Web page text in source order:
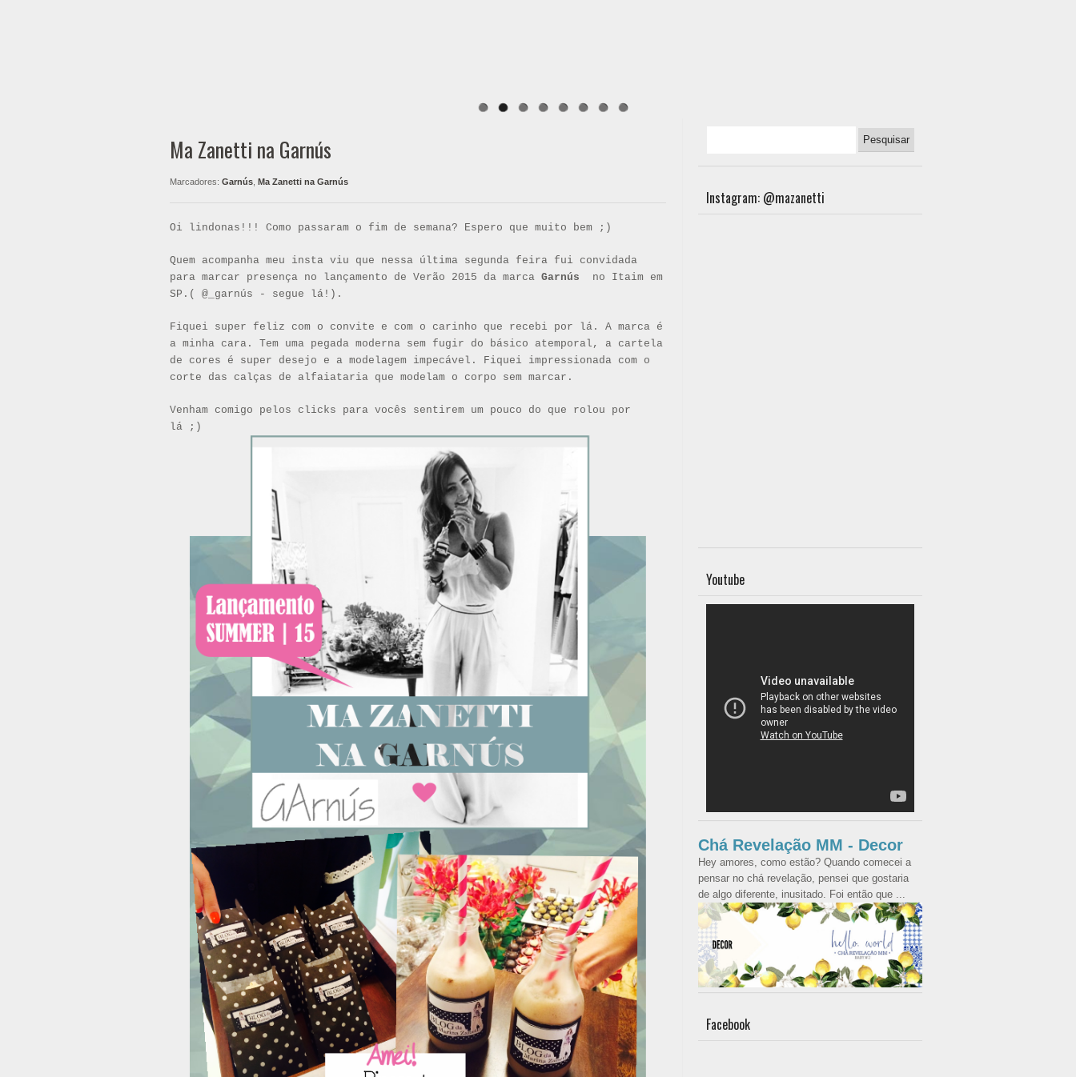
Ma Zanetti na Garnús
Marcadores: Garnús Ma Zanetti na Garnús
Oi lindonas!!! Como passaram o fim de semana? Espero que muito bem ;)
Quem acompanha meu insta viu que nessa última segunda feira fui convidada
para marcar presença no lançamento de Verão 2015 da marca Garnús
no Itaim em
SP.( @_garnús - segue lá!).
Fiquei super feliz com o convite e com o carinho que recebi por lá. A marca é
a minha cara. Tem uma pegada moderna sem fugir do básico atemporal, a cartela
de cores é super desejo e a modelagem impecável. Fiquei impressionada com o
corte das calças de alfaiataria que modelam o corpo sem marcar.
Venham comigo pelos clicks para vocês sentirem um pouco do que rolou por
lá ;)
Instagram: @mazanetti
Youtube
Chá Revelação MM - Decor
Hey amores, como estão? Quando comecei a
pensar no chá revelação, pensei que gostaria
de algo diferente, inusitado. Foi então que ...
Facebook